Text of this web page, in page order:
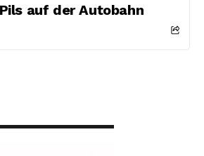
auf der Autobahn